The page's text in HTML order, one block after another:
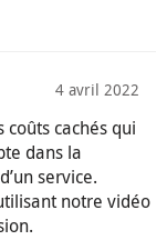
4 avril 2022
cachés qui
dans la
service.
notre vidéo